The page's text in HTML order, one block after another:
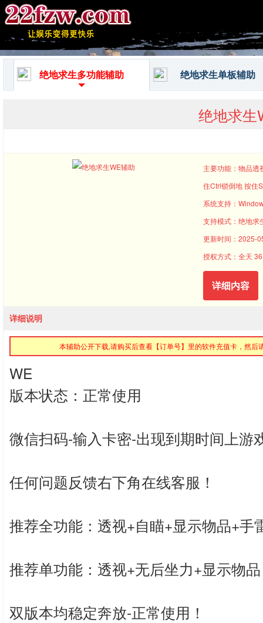
绝地求生多功能辅助 绝地求生单板辅助
绝地求生
主要功能：物品透
住Ctrl锁倒地 按住
系统支持：
支持模式：绝地求
更新时间：2025-
授权方式：全天
详细内容
详细说明
本辅助公开下载,请购买后查看【订单号】里的软件充值卡，然
WE
版本状态：正常使用
微信扫码-输入卡密-出现到期时间上游
任何问题反馈右下角在线客服！
推荐全功能：透视+自瞄+显示物品+手
推荐单功能：透视+无后坐力+显示物品
双版本均稳定奔放-正常使用！